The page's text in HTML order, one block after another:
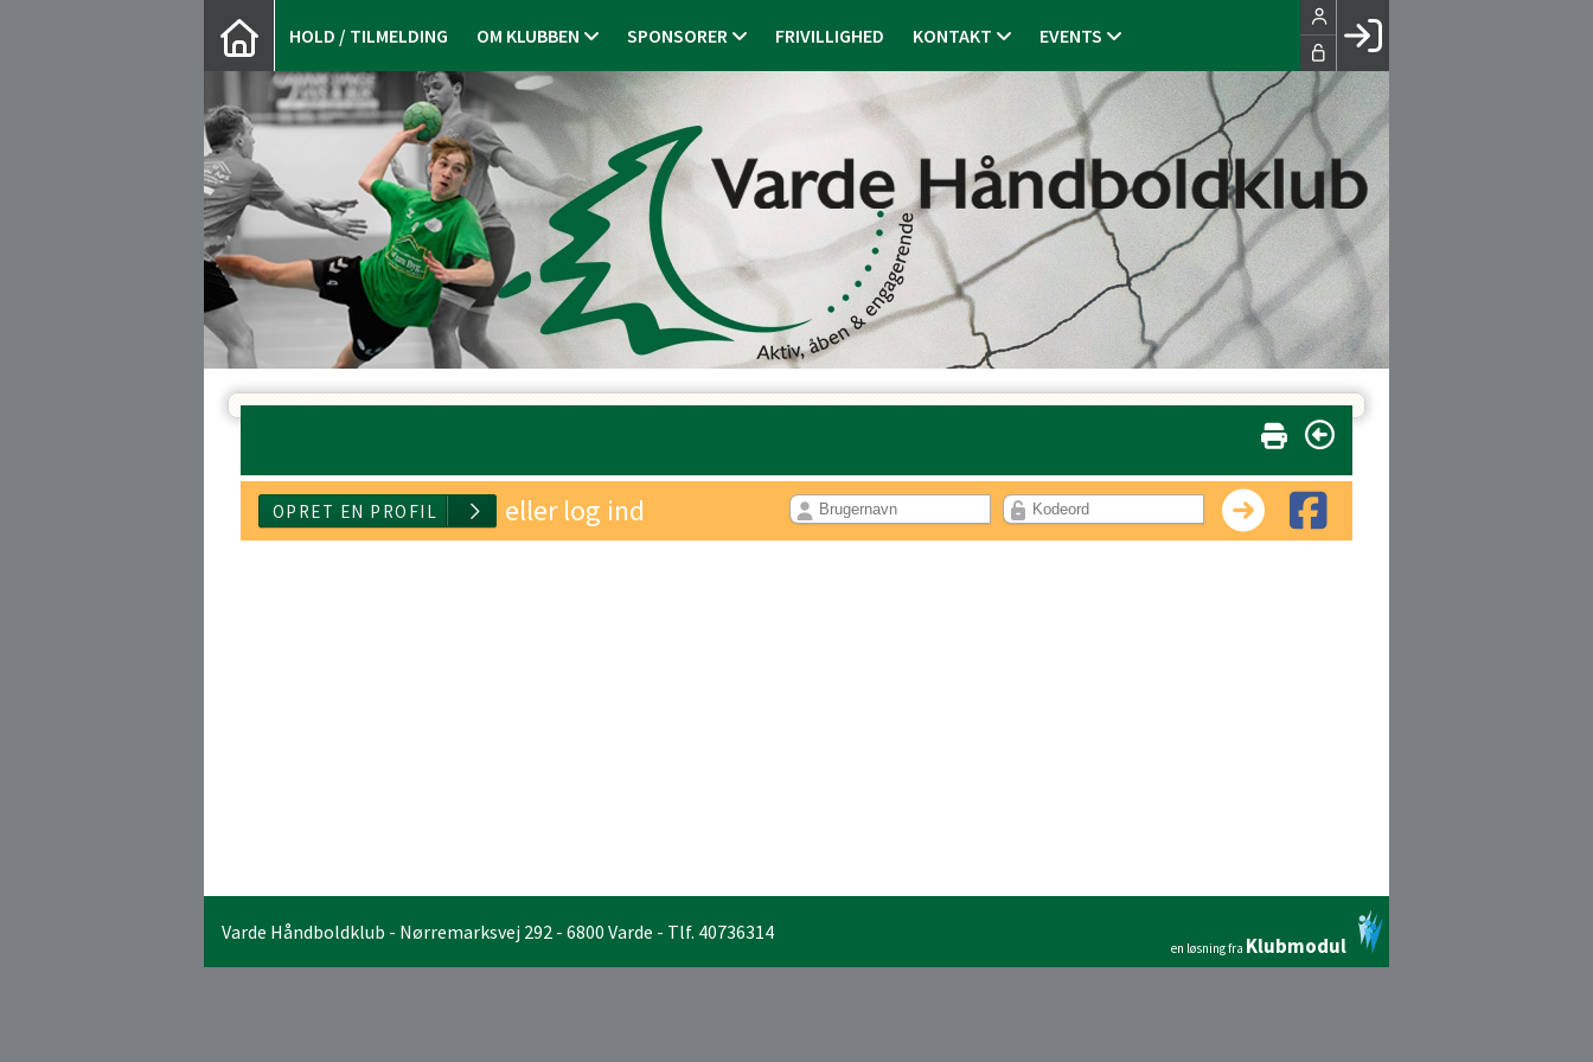
HOLD / TILMELDING OM KLUBBEN SPONSORER FRIVILLIGHED KONTAKT EVENTS
Husk mig
LOG IND
eller log ind
Varde Håndboldklub - Nørremarksvej 292 - 6800 Varde - Tlf. 40736314
en løsning fra Klubmodul